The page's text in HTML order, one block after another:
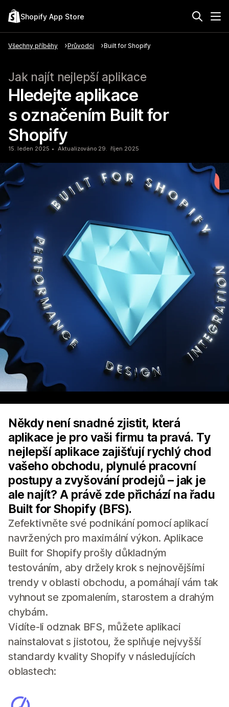
Shopify App Store
Všechny příběhy Průvodci Built for Shopify
Jak najít nejlepší aplikace
Hledejte aplikace
s označením Built for
Shopify
15. leden 2025 Aktualizováno 29. říjen 2025
Někdy není snadné zjistit, která
aplikace je pro vaši firmu ta pravá. Ty
nejlepší aplikace zajišťují rychlý chod
vašeho obchodu, plynulé pracovní
postupy a zvyšování prodejů – jak je
ale najít? A právě zde přichází na řadu
Built for Shopify (BFS).
Zefektivněte své podnikání pomocí aplikací
navržených pro maximální výkon. Aplikace
Built for Shopify prošly důkladným
testováním, aby držely krok s nejnovějšími
trendy v oblasti obchodu, a pomáhají vám tak
vyhnout se zpomalením, starostem a drahým
chybám.
Vidíte-li odznak BFS, můžete aplikaci
nainstalovat s jistotou, že splňuje nejvyšší
standardy kvality Shopify v následujících
oblastech: